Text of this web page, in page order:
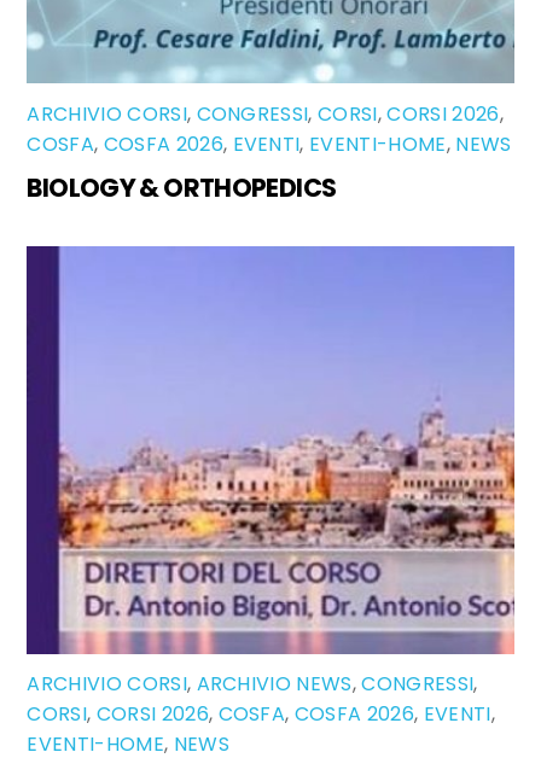
ARCHIVIO CORSI, CONGRESSI,CORSI,CORSI 2026,
COSFA, COSFA 2026, EVENTI, EVENTI-HOME, NEWS
BIOLOGY & ORTHOPEDICS
ARCHIVIO CORSI, ARCHIVIO NEWS,CONGRESSI,
CORSI, CORSI 2026, COSFA, COSFA 2026, EVENTI,
EVENTI-HOME, NEWS